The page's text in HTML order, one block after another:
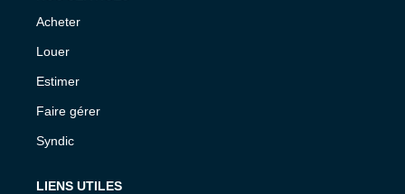
Acheter
Louer
Estimer
Faire gérer
Syndic
LIENS UTILES